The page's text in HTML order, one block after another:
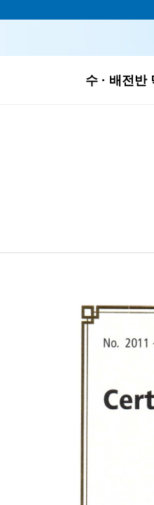
하위
수 · 배전반